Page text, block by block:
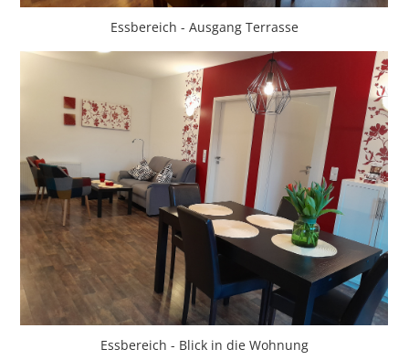
Essbereich - Ausgang Terrasse
Essbereich - Blick in die Wohnung